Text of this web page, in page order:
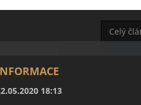
Celý
18:13